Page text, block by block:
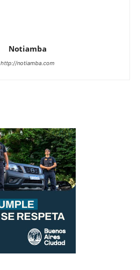
Notiamba
http://notiamba.com